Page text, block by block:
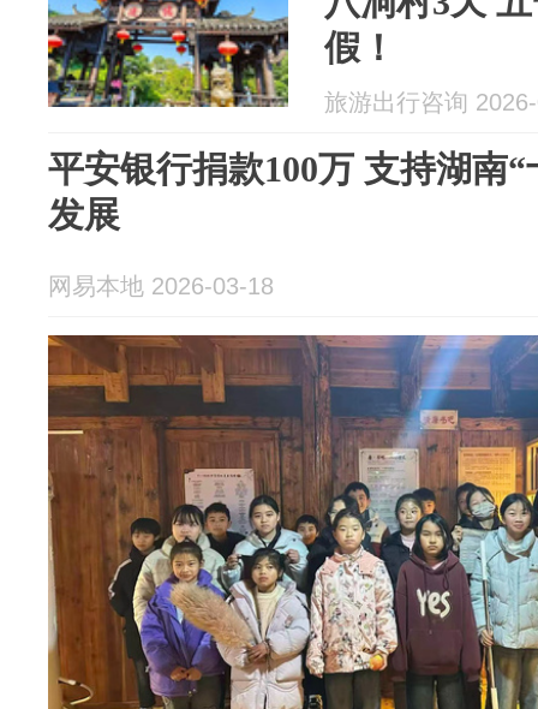
假！
旅游出行咨询
平安银行捐款100万 支持湖南
发展
网易本地 2026-03-18